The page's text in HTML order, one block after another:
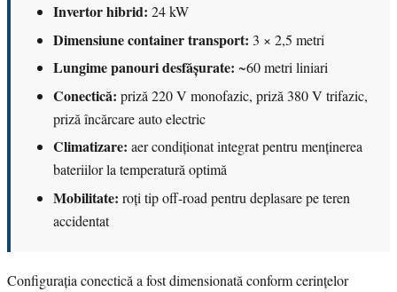
Invertor hibrid: 24 kW
Dimensiune container transport: 3 × 2,5 metri
Lungime panouri desfășurate: ~60 metri liniari
Conectică: priză 220 V monofazic, priză 380 V trifazic,
priză încărcare auto electric
Climatizare: aer condiționat integrat pentru menținerea
bateriilor la temperatură optimă
Mobilitate: roți tip off-road pentru deplasare pe teren
accidentat
Configurația conectică a fost dimensionată conform cerințelor